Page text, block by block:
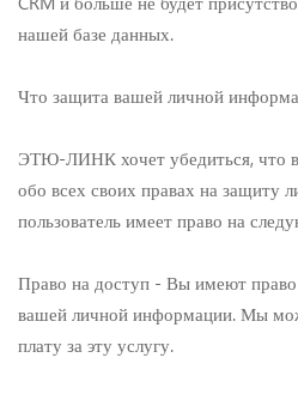
нашей базе данных.
Что защита вашей личной
ЭТЮ-ЛИНК хочет убедиться, что
обо всех своих правах на защиту
пользователь имеет право на
Право на доступ - Вы имеют право
вашей личной информации. Мы
плату за эту услугу.